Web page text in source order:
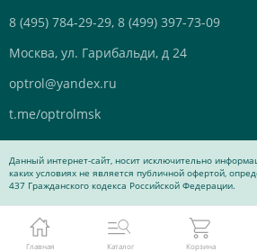
Главная Каталог Корзина
8 (495) 784-29-29, 8 (499) 397-73-09
Москва, ул. Гарибальди, д 24
optrol@yandex.ru
t.me/optrolmsk
Данный интернет-сайт, носит исключительно
каких условиях не является публичной офертой,
437 Гражданского кодекса Российской Федерации.